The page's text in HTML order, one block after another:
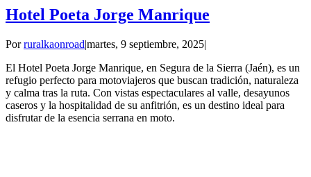
Hotel Poeta Jorge Manrique
Porruralkaonroad|martes, 9 septiembre, 2025|
El Hotel Poeta Jorge Manrique, en Segura de la Sierra (Jaén), es un
refugio perfecto para motoviajeros que buscan tradición, naturaleza
y calma tras la ruta. Con vistas espectaculares al valle, desayunos
caseros y la hospitalidad de su anfitrión, es un destino ideal para
disfrutar de la esencia serrana en moto.